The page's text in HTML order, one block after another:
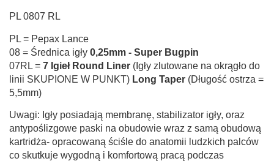
PL 0807 RL
PL = Pepax Lance
08 = Średnica igły 0,25mm - Super Bugpin
07RL = 7 Igieł Round Liner (Igły zlutowane na okrągło do
linii SKUPIONE W PUNKT) Long Taper (Długość ostrza =
5,5mm)
Uwagi: Igły posiadają membranę, stabilizator igły, oraz
antypoślizgowe paski na obudowie wraz z samą obudową
kartridża- opracowaną ściśle do anatomii ludzkich palców
co skutkuje wygodną i komfortową pracą podczas